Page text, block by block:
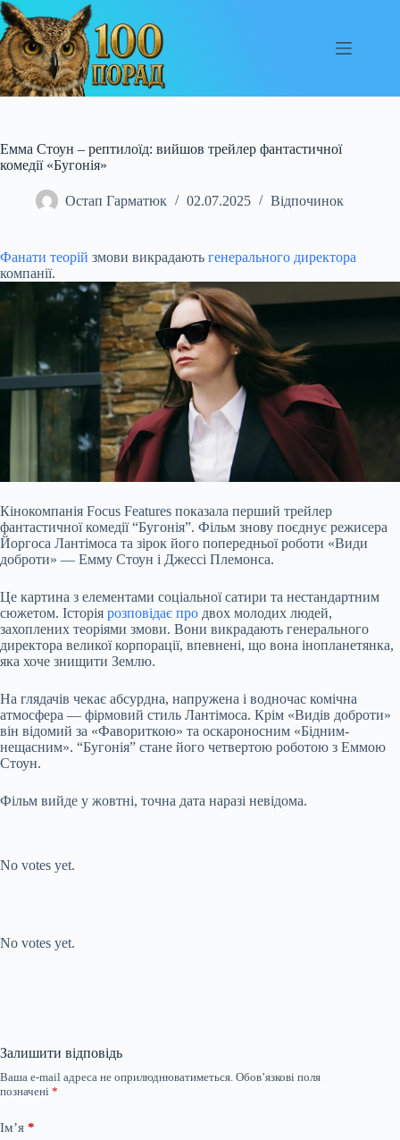
Перейти
до
вмісту
Емма Стоун – рептилоїд: вийшов трейлер фантастичної
комедії «Бугонія»
Остап Гарматюк 02.07.2025 Відпочинок
Фанати теорій змови викрадають генерального директора
компанії.
Кінокомпанія Focus Features показала перший трейлер
фантастичної комедії “Бугонія”. Фільм знову поєднує режисера
Йоргоса Лантімоса та зірок його попередньої роботи «Види
доброти» — Емму Стоун і Джессі Племонса.
Це картина з елементами соціальної сатири та нестандартним
сюжетом. Історія розповідає про двох молодих людей,
захоплених теоріями змови. Вони викрадають генерального
директора великої корпорації, впевнені, що вона інопланетянка,
яка хоче знищити Землю.
На глядачів чекає абсурдна, напружена і водночас комічна
атмосфера — фірмовий стиль Лантімоса. Крім «Видів доброти»
він відомий за «Фавориткою» та оскароносним «Бідним-
нещасним». “Бугонія” стане його четвертою роботою з Еммою
Стоун.
Фільм вийде у жовтні, точна дата наразі невідома.
No votes yet.
No votes yet.
Залишити відповідь
Ваша e-mail адреса не оприлюднюватиметься. Обов’язкові поля
позначені *
Ім’я *